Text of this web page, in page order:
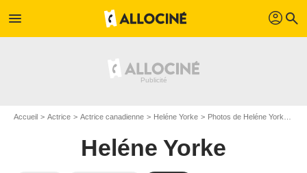
menu profil search
Accueil Actrice Actrice canadienne Heléne Yorke Photos de Heléne Yorke
Heléne Yorke